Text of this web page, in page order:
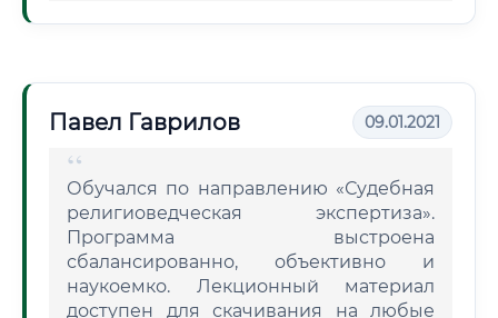
Павел Гаврилов 09.01.2021
Обучался по направлению «Судебная
религиоведческая экспертиза».
Программа выстроена
сбалансированно, объективно и
наукоемко. Лекционный материал
доступен для скачивания на любые